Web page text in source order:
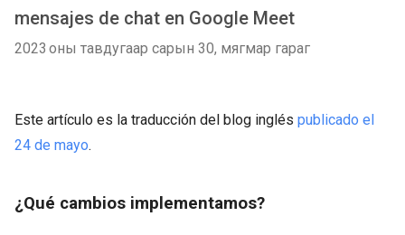
mensajes de chat en Google Meet
2023 оны тавдугаар сарын 30, мягмар гараг
Este artículo es la traducción del blog inglés publicado el
24 de mayo.
¿Qué cambios implementamos?